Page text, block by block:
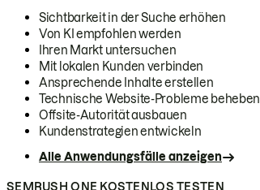
Sichtbarkeit in der Suche erhöhen
Von KI empfohlen werden
Ihren Markt untersuchen
Mit lokalen Kunden verbinden
Ansprechende Inhalte erstellen
Technische Website-Probleme beheben
Offsite-Autorität ausbauen
Kundenstrategien entwickeln
Alle Anwendungsfälle anzeigen
SEMRUSH ONE KOSTENLOS TESTEN